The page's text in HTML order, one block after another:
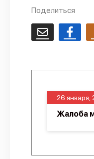
Поделиться
Email
26 января,
Жалоба